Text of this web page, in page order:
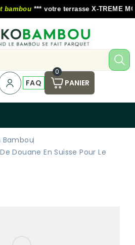
*** votre terrasse X-TREME
FAQ
0
PANIER
Bambou
Douane En Suisse Pour Le